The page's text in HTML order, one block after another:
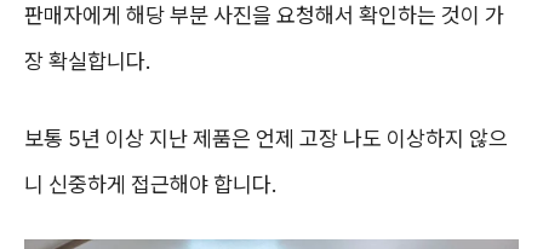
판매자에게 해당 부분 사진을 요청해서 확인하는 것이 가
장 확실합니다.
보통 5년 이상 지난 제품은 언제 고장 나도 이상하지 않으
니 신중하게 접근해야 합니다.